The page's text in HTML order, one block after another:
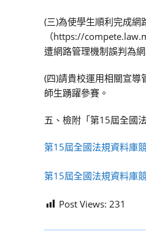
(三)為使學生順利完成網
（https://
遭網路管理機制誤判為
(四)請貴校運用相關宣
師生踴躍參賽。
五、檢附「第15屆全國
第15屆全國法規資料庫
第15屆全國法規資料庫
Post Views: 231